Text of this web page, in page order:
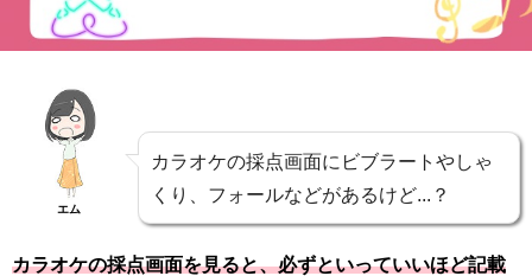
エム
カラオケの採点画面にビブラートやしゃ
くり、フォールなどがあるけど...？
カラオケの採点画面を見ると、必ずといっていいほど記載